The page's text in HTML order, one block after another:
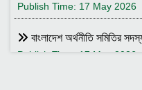
Publish Time: 17 May 2026
বাংলাদেশ অর্থনীতি সমিতির
Publish Time: 17 May 2026